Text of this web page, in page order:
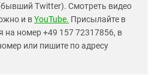
Twitter). Смотреть видео
и вYouTube. Присылайте в
на номер +49 157 72317856, в
или пишите по адресу